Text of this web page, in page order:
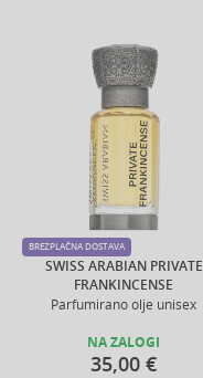
SWISS ARABIAN PRIVATE
FRANKINCENSE
Parfumirano olje unisex
BREZPLAČNA DOSTAVA
NA ZALOGI
35,00 €